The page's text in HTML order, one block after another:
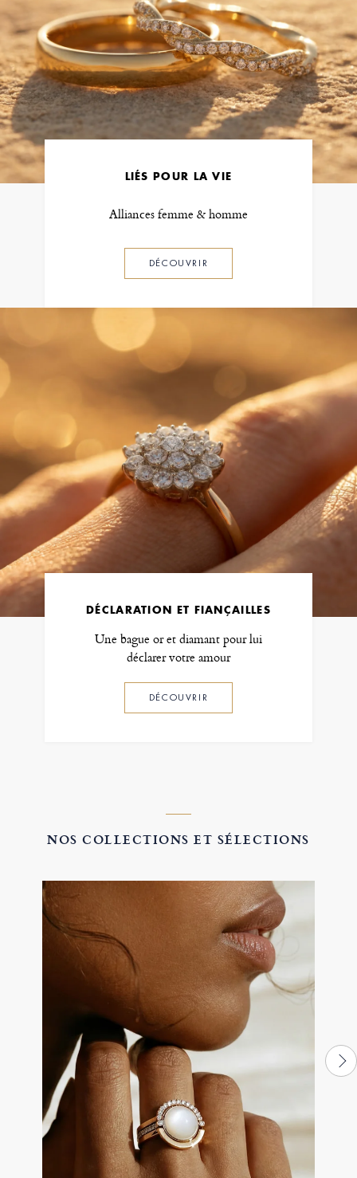
LIÉS POUR LA VIE
Alliances femme & homme
DÉCOUVRIR
DÉCLARATION ET FIANÇAILLES
Une bague or et diamant pour lui
déclarer votre amour
DÉCOUVRIR
NOS COLLECTIONS ET SÉLECTIONS